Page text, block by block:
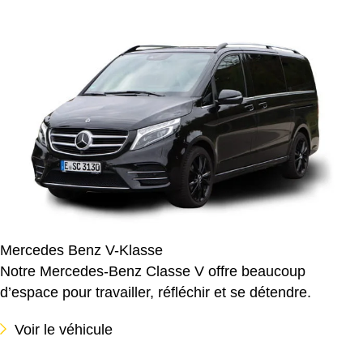
Mercedes Benz V-Klasse
Notre Mercedes-Benz Classe V offre beaucoup
d’espace pour travailler, réfléchir et se détendre.
Voir le véhicule